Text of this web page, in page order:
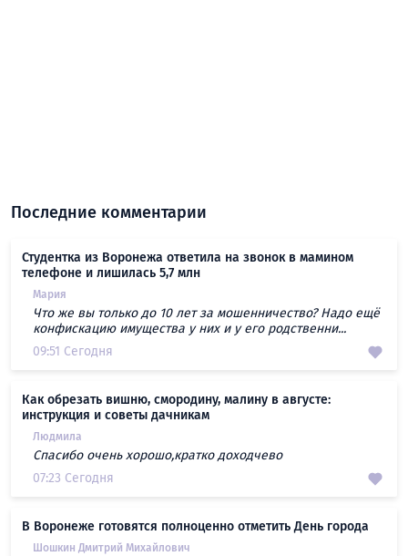
Последние комментарии
Студентка из Воронежа ответила на звонок в мамином
телефоне и лишилась 5,7 млн
Мария
Что же вы только до 10 лет за мошенничество? Надо ещё
конфискацию имущества у них и у его родственни...
09:51 Сегодня
Как обрезать вишню, смородину, малину в августе:
инструкция и советы дачникам
Людмила
Спасибо очень хорошо,кратко доходчево
07:23 Сегодня
В Воронеже готовятся полноценно отметить День города
Шошкин Дмитрий Михайлович